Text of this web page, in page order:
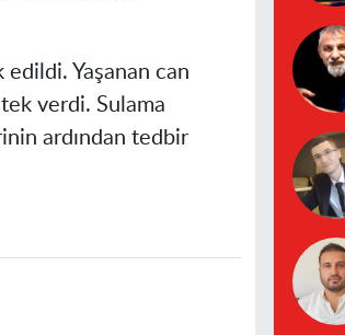
Yaşanan can
verdi. Sulama
ardından tedbir